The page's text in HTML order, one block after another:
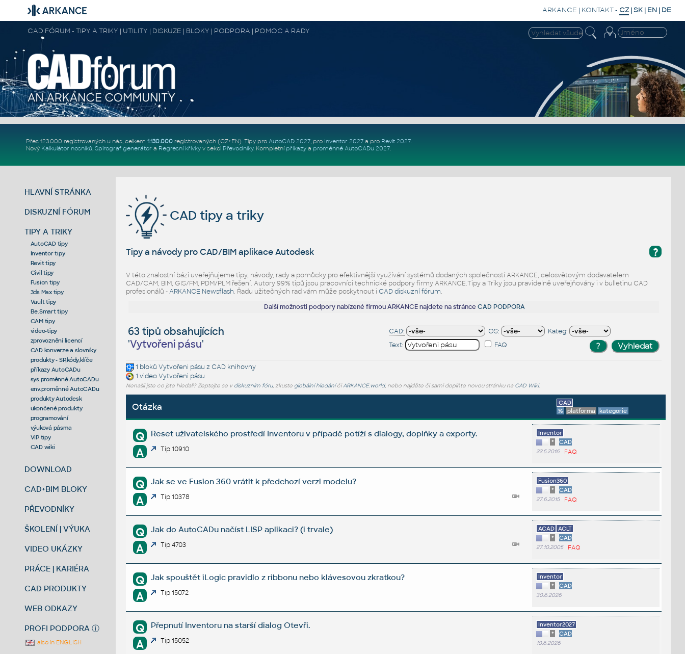
ARKANCE | KONTAKT- CZ |SK | EN | DE
CAD FÓRUM - TIPY A TRIKY | UTILITY | DISKUZE | BLOKY | PODPORA | POMOC A RADY
Přes 123.000 registrovaných u nás, celkem 1.130.000registrovaných (CZ+EN). Tipy pro AutoCAD 2027, pro Inventor 2027a pro Revit 2027.
Nový Kalkulátor nosníků, Spirograf generátor a Regresní křivkyv sekci Převodníky. Kompletní příkazya proměnné AutoCADu 2027.
HLAVNÍ STRÁNKA
DISKUZNÍ FÓRUM
TIPY A TRIKY
AutoCAD tipy
Inventor tipy
Revit tipy
Civil tipy
Fusion tipy
3ds Max tipy
Vault tipy
Be.Smart tipy
CAM tipy
video-tipy
zprovoznění licencí
CAD konverze a slovníky
produkty - SP,kódy,klíče
příkazy AutoCADu
sys.proměnné AutoCADu
env.proměnné AutoCADu
produkty Autodesk
ukončené produkty
programování
výuková pásma
VIP tipy
CAD wiki
DOWNLOAD
CAD+BIM BLOKY
PŘEVODNÍKY
ŠKOLENÍ | VÝUKA
VIDEO UKÁZKY
PRÁCE | KARIÉRA
CAD PRODUKTY
WEB ODKAZY
PROFI PODPORA ⓘ
also in ENGLISH
CAD tipy a triky
?
Tipy a návody pro CAD/BIM aplikace Autodesk
V této znalostní bázi uveřejňujeme tipy, návody, rady a pomůcky pro efektivnější využívání systémů dodaných společností ARKANCE, celosvětovým dodavatelem
CAD/CAM, BIM, GIS/FM, PDM/PLM řešení. Autory 99% tipů jsou pracovníci technické podpory firmy ARKANCE.Tipy a Triky jsou pravidelně uveřejňovány i v bulletinu CAD
profesionálů -ARKANCE Newsflash. Řadu užitečných rad vám může poskytnout i CAD diskuzní fórum.
Další možnosti podpory nabízené firmou ARKANCE najdete na stránceCAD PODPORA
63 tipů obsahujících
'Vytvořeni pásu'
CAD: OS:
Kateg:
Text:
FAQ
1 bloků Vytvořeni pásu z CAD knihovny
1 videoVytvořeni pásu
Nenašli jste co jste hledali? Zeptejte se v diskuzním fóru, zkuste globální hledáníčiARKANCE.world, nebo najděte či sami doplňte novou stránku na CAD Wiki.
Otázka
CAD
%
platforma kategorie
Q Reset uživatelského prostředí Inventoru v případě potíží s dialogy, doplňky a exporty.
A Tip 10910
Inventor
*
CAD
22.5.2016 FAQ
Q Jak se ve Fusion 360 vrátit k předchozí verzi modelu?
A Tip 10378
Fusion360
*
CAD
27.6.2015 FAQ
Q Jak do AutoCADu načíst LISP aplikaci? (i trvale)
A Tip 4703
ACAD ACLT
*
CAD
27.10.2005 FAQ
Q Jak spouštět iLogic pravidlo z ribbonu nebo klávesovou zkratkou?
A Tip 15072
Inventor
*
CAD
30.6.2026
Q Přepnutí Inventoru na starší dialog Otevři.
A Tip 15052
Inventor2027
*
CAD
10.6.2026